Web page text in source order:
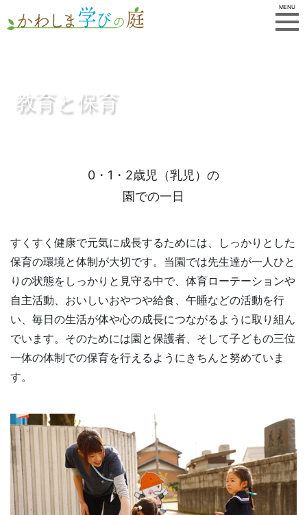
MENU
教育と保育
0・1・2歳児（乳児）の
園での一日
すくすく健康で元気に成長するためには、しっかりとした
保育の環境と体制が大切です。当園では先生達が一人ひと
りの状態をしっかりと見守る中で、体育ローテーションや
自主活動、おいしいおやつや給食、午睡などの活動を行
い、毎日の生活が体や心の成長につながるように取り組ん
でいます。そのためには園と保護者、そして子どもの三位
一体の体制での保育を行えるようにきちんと努めていま
す。